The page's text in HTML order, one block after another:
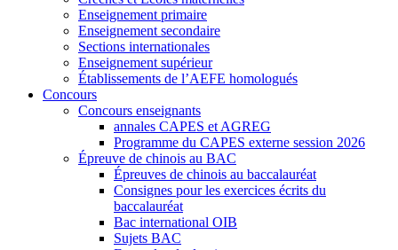
Enseignement primaire
Enseignement secondaire
Sections internationales
Enseignement supérieur
Établissements de l’AEFE homologués
Concours
Concours enseignants
annales CAPES et AGREG
Programme du CAPES externe session 2026
Épreuve de chinois au BAC
Épreuves de chinois au baccalauréat
Consignes pour les exercices écrits du
baccalauréat
Bac international OIB
Sujets BAC